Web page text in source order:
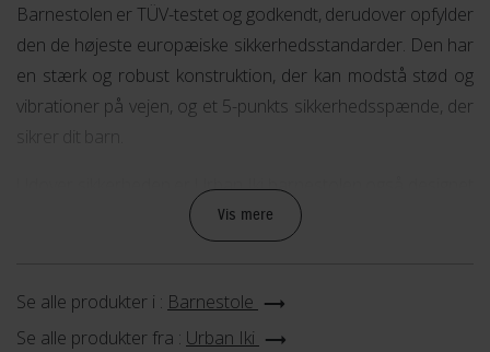
Barnestolen er TÜV-testet og godkendt, derudover opfylder
den de højeste europæiske sikkerhedsstandarder. Den har
en stærk og robust konstruktion, der kan modstå stød og
vibrationer på vejen, og et 5-punkts sikkerhedsspænde, der
sikrer dit barn.
Udover sikkerheden er Urban Iki barnestolen også designet
med fokus på komfort for dit barn. Med en blød siddeflade,
justerbare fodstøtter, -stropper og luk-sikkerhedsspændet,
komfortabelt og sikkert under hele cykelturen. Derudover
har barnestolen en integreret nakkestøtte for at sikre, at dit
Vis mere
Se alle produkter i : Barnestole
Se alle produkter fra : Urban Iki